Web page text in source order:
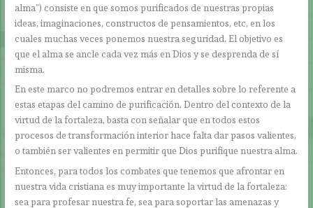
alma”) consiste en que somos purificados de nuestras propias
ideas, imaginaciones, constructos de pensamientos, etc, en los
cuales muchas veces ponemos nuestra seguridad. El objetivo es
que el alma se ancle cada vez más en Dios y se desprenda de sí
misma.
En este marco no podremos entrar en detalles sobre lo referente a
estas etapas del camino de purificación. Dentro del contexto de la
virtud de la fortaleza, basta con señalar que en todos estos
procesos de transformación interior hace falta dar pasos valientes,
o también ser valientes en permitir que Dios purifique nuestra alma.
Entonces, para todos los combates que tenemos que afrontar en
nuestra vida cristiana es muy importante la virtud de la fortaleza:
sea para profesar nuestra fe, sea para soportar las amenazas y